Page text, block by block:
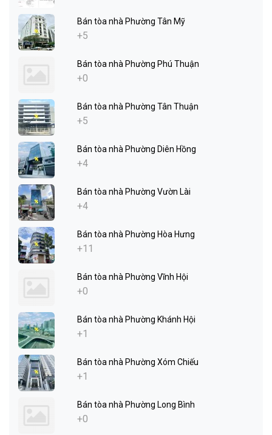
Bán tòa nhà Phường Tân Mỹ
+5
Bán tòa nhà Phường Phú Thuận
+0
Bán tòa nhà Phường Tân Thuận
+5
Bán tòa nhà Phường Diên Hồng
+4
Bán tòa nhà Phường Vườn Lài
+4
Bán tòa nhà Phường Hòa Hưng
+11
Bán tòa nhà Phường Vĩnh Hội
+0
Bán tòa nhà Phường Khánh Hội
+1
Bán tòa nhà Phường Xóm Chiếu
+1
Bán tòa nhà Phường Long Bình
+0